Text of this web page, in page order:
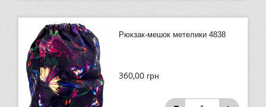
Рюкзак-мешок метелики 4838
360,00 грн